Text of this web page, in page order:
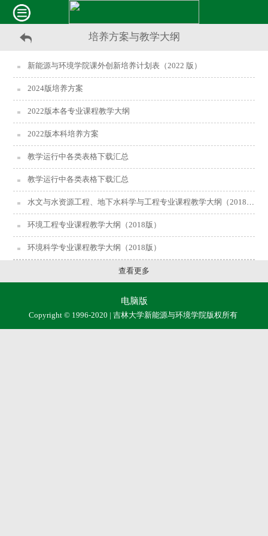
培养方案与教学大纲
新能源与环境学院课外创新培养计划表（2022 版）
2024版培养方案
2022版本各专业课程教学大纲
2022版本科培养方案
教学运行中各类表格下载汇总
教学运行中各类表格下载汇总
水文与水资源工程、地下水科学与工程专业课程教学大纲（2018版）
环境工程专业课程教学大纲（2018版）
环境科学专业课程教学大纲（2018版）
查看更多
电脑版
Copyright © 1996-2020 | 吉林大学新能源与环境学院版权所有